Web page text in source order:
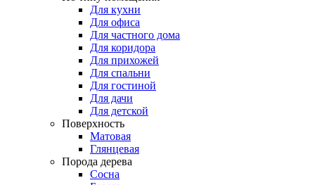
Для кухни
Для офиса
Для частного дома
Для коридора
Для прихожей
Для спальни
Для гостиной
Для дачи
Для детской
Поверхность
Матовая
Глянцевая
Порода дерева
Сосна